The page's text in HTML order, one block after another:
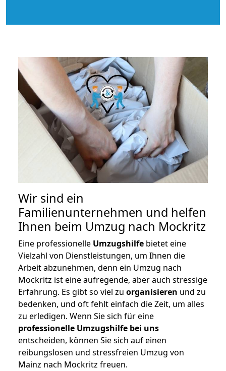
Wir sind ein
Familienunternehmen und helfen
Ihnen beim Umzug nach Mockritz
Eine professionelle Umzugshilfe bietet eine
Vielzahl von Dienstleistungen, um Ihnen die
Arbeit abzunehmen, denn ein Umzug nach
Mockritz ist eine aufregende, aber auch stressige
Erfahrung. Es gibt so viel zu organisieren und zu
bedenken, und oft fehlt einfach die Zeit, um alles
zu erledigen. Wenn Sie sich für eine
professionelle Umzugshilfe bei uns
entscheiden, können Sie sich auf einen
reibungslosen und stressfreien Umzug von
Mainz nach Mockritz freuen.